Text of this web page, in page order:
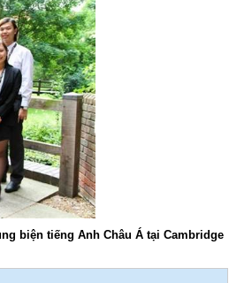
biện tiếng Anh Châu Á tại Cambridge